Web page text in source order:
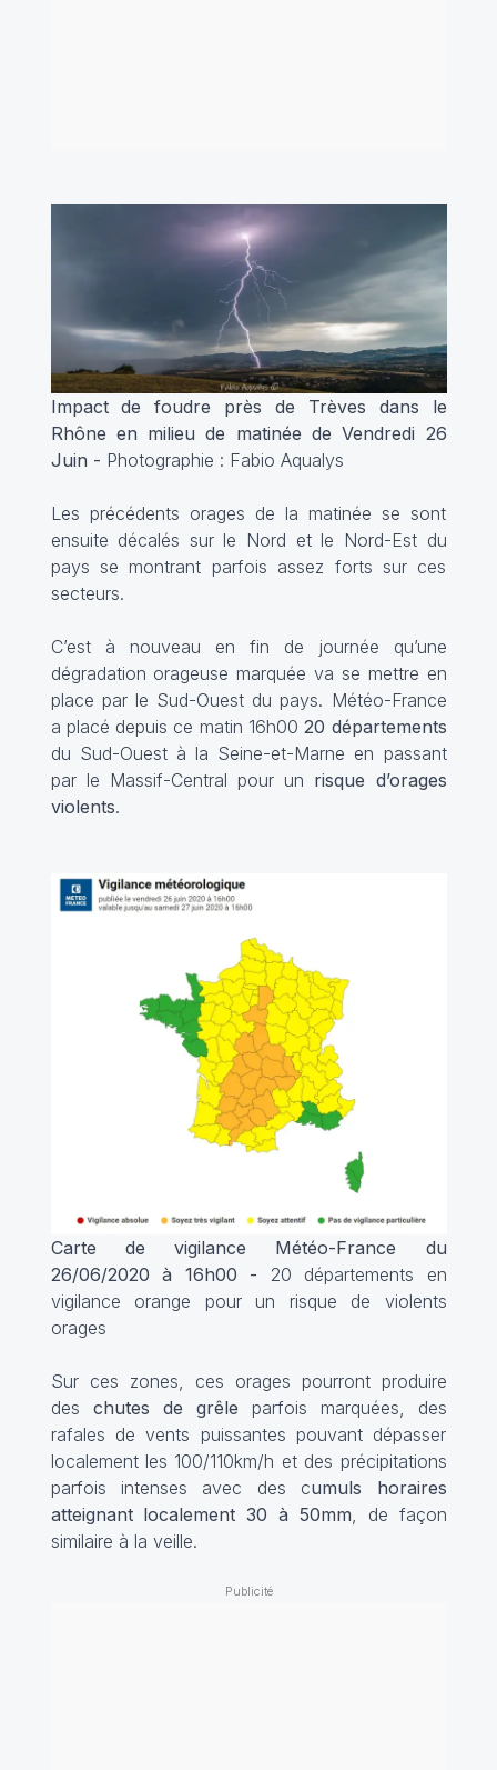
Impact de foudre près de Trèves dans le
Rhône en milieu de matinée de Vendredi 26
Juin - Photographie : Fabio Aqualys
Les précédents orages de la matinée se sont
ensuite décalés sur le Nord et le Nord-Est du
pays se montrant parfois assez forts sur ces
secteurs.
C’est à nouveau en fin de journée qu’une
dégradation orageuse marquée va se mettre en
place par le Sud-Ouest du pays. Météo-France
a placé depuis ce matin 16h0020 départements
du Sud-Ouest à la Seine-et-Marne en passant
par le Massif-Central pour un risque d’orages
violents.
Carte de vigilance Météo-France du
26/06/2020 à 16h00 - 20 départements en
vigilance orange pour un risque de violents
orages
Sur ces zones, ces orages pourront produire
des chutes de grêle parfois marquées, des
rafales de vents puissantes pouvant dépasser
localement les 100/110km/h et des précipitations
parfois intenses avec des cumuls horaires
atteignant localement 30 à 50mm , de façon
similaire à la veille.